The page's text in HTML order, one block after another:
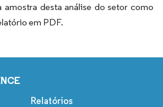
amostra desta análise do setor como
em PDF.
Relatórios